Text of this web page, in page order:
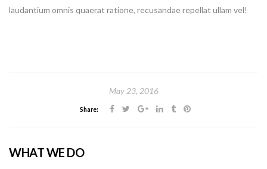
laudantium omnis quaerat ratione, recusandae repellat ullam vel!
May 23, 2016
Share:
WHAT WE DO